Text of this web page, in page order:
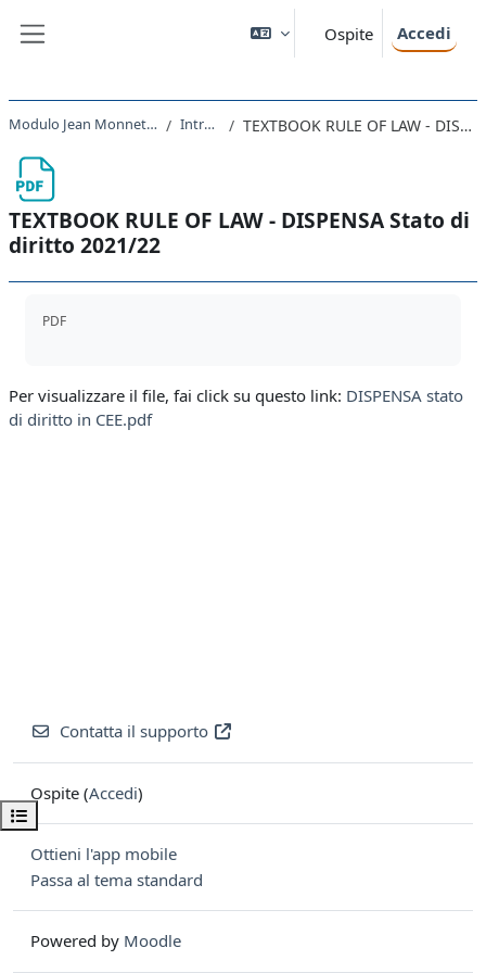
Ospite Accedi
Apri indice del corso
Modulo Jean Monnet EUinCEE 2021 - 2022 Introduzione TEXTBOOK RULE OF LAW - DISPENSA Stato di diritto 2021/22
TEXTBOOK RULE OF LAW - DISPENSA Stato di
diritto 2021/22
PDF
Per visualizzare il file, fai click su questo link: DISPENSA stato
di diritto in CEE.pdf
Contatta il supporto
Ospite (Accedi)
Ottieni l'app mobile
Passa al tema standard
Powered by Moodle